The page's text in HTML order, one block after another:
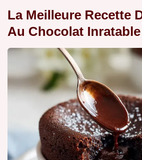
La Meilleure Recette
Au Chocolat Inratable